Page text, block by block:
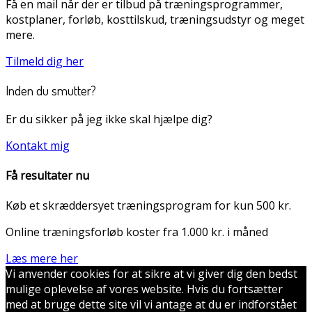
Få en mail når der er tilbud på træningsprogrammer,
kostplaner, forløb, kosttilskud, træningsudstyr og meget
mere.
Tilmeld dig her
Inden du smutter?
Er du sikker på jeg ikke skal hjælpe dig?
Kontakt mig
Få resultater nu
Køb et skræddersyet træningsprogram for kun 500 kr.
Online træningsforløb koster fra 1.000 kr. i måned
Læs mere her
Vi anvender cookies for at sikre at vi giver dig den bedst
mulige oplevelse af vores website. Hvis du fortsætter
med at bruge dette site vil vi antage at du er indforstået